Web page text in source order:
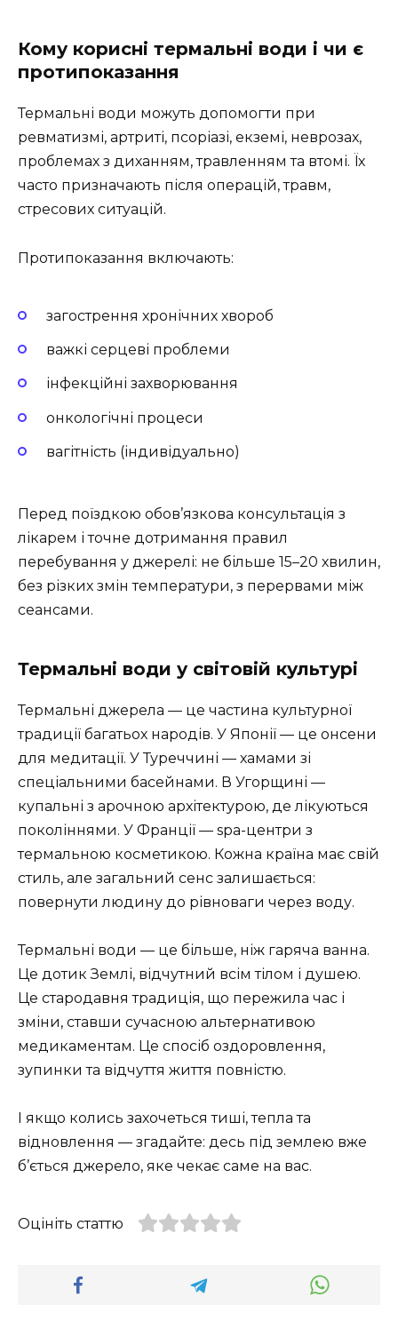
Кому корисні термальні води і чи є
протипоказання
Термальні води можуть допомогти при
ревматизмі, артриті, псоріазі, екземі, неврозах,
проблемах з диханням, травленням та втомі. Їх
часто призначають після операцій, травм,
стресових ситуацій.
Протипоказання включають:
загострення хронічних хвороб
важкі серцеві проблеми
інфекційні захворювання
онкологічні процеси
вагітність (індивідуально)
Перед поїздкою обов’язкова консультація з
лікарем і точне дотримання правил
перебування у джерелі: не більше 15–20 хвилин,
без різких змін температури, з перервами між
сеансами.
Термальні води у світовій культурі
Термальні джерела — це частина культурної
традиції багатьох народів. У Японії — це онсени
для медитації. У Туреччині — хамами зі
спеціальними басейнами. В Угорщині —
купальні з арочною архітектурою, де лікуються
поколіннями. У Франції — spa-центри з
термальною косметикою. Кожна країна має свій
стиль, але загальний сенс залишається:
повернути людину до рівноваги через воду.
Термальні води — це більше, ніж гаряча ванна.
Це дотик Землі, відчутний всім тілом і душею.
Це стародавня традиція, що пережила час і
зміни, ставши сучасною альтернативою
медикаментам. Це спосіб оздоровлення,
зупинки та відчуття життя повністю.
І якщо колись захочеться тиші, тепла та
відновлення — згадайте: десь під землею вже
б’ється джерело, яке чекає саме на вас.
Оцініть статтю